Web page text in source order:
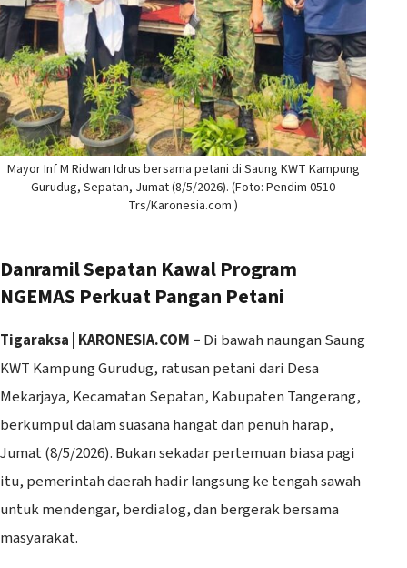
Mayor Inf M Ridwan Idrus bersama petani di Saung KWT Kampung
Gurudug, Sepatan, Jumat (8/5/2026). (Foto: Pendim 0510
Trs/Karonesia.com )
Danramil Sepatan Kawal Program
NGEMAS Perkuat Pangan Petani
Tigaraksa | KARONESIA.COM – Di bawah naungan Saung
KWT Kampung Gurudug, ratusan petani dari Desa
Mekarjaya, Kecamatan Sepatan, Kabupaten Tangerang,
berkumpul dalam suasana hangat dan penuh harap,
Jumat (8/5/2026). Bukan sekadar pertemuan biasa pagi
itu, pemerintah daerah hadir langsung ke tengah sawah
untuk mendengar, berdialog, dan bergerak bersama
masyarakat.